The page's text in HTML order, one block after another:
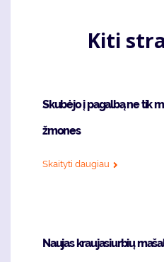
Kiti
Skubėjo į pagalbą ne tik
žmones
Skaityti daugiau
Naujas kraujasiurbių